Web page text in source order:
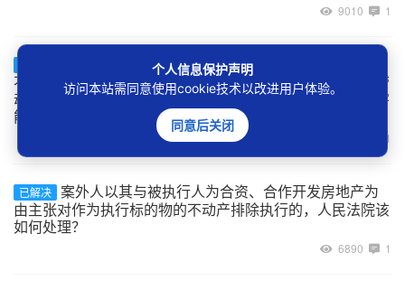
9010 1
建设工程的承包单位将工程非法转包、违法分包给
不具备用工主体资格的实际施工人，实际施工人自行招用劳
动者的用工关系如何认定，及劳动者在工程施工中受到伤害
能否主张劳动关系项下的权利？
1
已解决 案外人以其与被执行人为合资、合作开发房地产为
由主张对作为执行标的物的不动产排除执行的，人民法院该
如何处理？
6890 1
个人信息保护声明
访问本站需同意使用cookie技术以改进用户体验。
同意后关闭